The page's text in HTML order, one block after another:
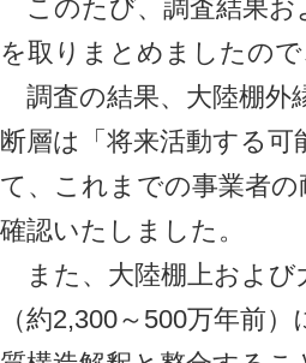
このたび、調査結果お
を取りまとめましたの
調査の結果、大陸棚外
断層は「将来活動する
て、これまでの事業者
確認いたしました。
また、大陸棚上および
（約2,300～500万年前